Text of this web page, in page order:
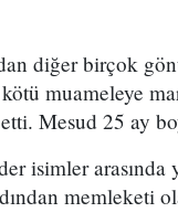
diğer birçok
muameleye
Mesud 25 ay
isimler arasında
memleketi